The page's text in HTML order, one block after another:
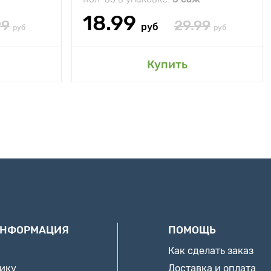
руб 18.99 руб 29.99 руб
Купить
ПОМОЩЬ
Как сделать заказ
Доставка и оплата